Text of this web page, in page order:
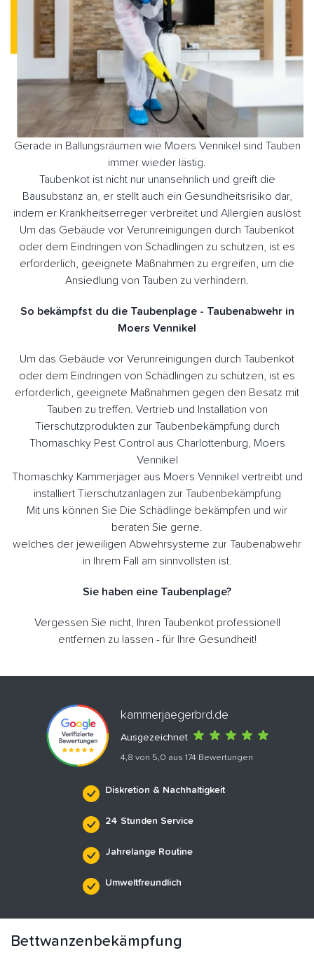
Gerade in Ballungsräumen wie Moers Vennikel sind Tauben
immer wieder lästig.
Taubenkot ist nicht nur unansehnlich und greift die
Bausubstanz an, er stellt auch ein Gesundheitsrisiko dar,
indem er Krankheitserreger verbreitet und Allergien auslöst
Um das Gebäude vor Verunreinigungen durch Taubenkot
oder dem Eindringen von Schädlingen zu schützen, ist es
erforderlich, geeignete Maßnahmen zu ergreifen, um die
Ansiedlung von Tauben zu verhindern.
So bekämpfst du die Taubenplage - Taubenabwehr in
Moers Vennikel
Um das Gebäude vor Verunreinigungen durch Taubenkot
oder dem Eindringen von Schädlingen zu schützen, ist es
erforderlich, geeignete Maßnahmen gegen den Besatz mit
Tauben zu treffen. Vertrieb und Installation von
Tierschutzprodukten zur Taubenbekämpfung durch
Thomaschky Pest Control aus Charlottenburg, Moers
Vennikel
Thomaschky Kammerjäger aus Moers Vennikel vertreibt und
installiert Tierschutzanlagen zur Taubenbekämpfung
Mit uns können Sie Die Schädlinge bekämpfen und wir
beraten Sie gerne.
welches der jeweiligen Abwehrsysteme zur Taubenabwehr
in Ihrem Fall am sinnvollsten ist.
Sie haben eine Taubenplage?
Vergessen Sie nicht, Ihren Taubenkot professionell
entfernen zu lassen - für Ihre Gesundheit!
kammerjaegerbrd.de
Ausgezeichnet
4,8 von 5,0 aus 174 Bewertungen
Diskretion & Nachhaltigkeit
24 Stunden Service
Jahrelange Routine
Umweltfreundlich
Bettwanzenbekämpfung